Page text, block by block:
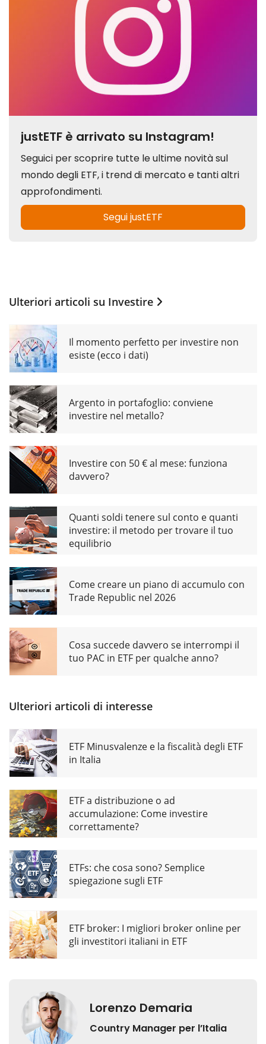
Ulteriori articoli su Investire
Il momento perfetto per investire non
esiste (ecco i dati)
Argento in portafoglio: conviene
investire nel metallo?
Investire con 50 € al mese: funziona
davvero?
Quanti soldi tenere sul conto e quanti
investire: il metodo per trovare il tuo
equilibrio
Come creare un piano di accumulo con
Trade Republic nel 2026
Cosa succede davvero se interrompi il
tuo PAC in ETF per qualche anno?
Ulteriori articoli di interesse
ETF Minusvalenze e la fiscalità degli ETF
in Italia
ETF a distribuzione o ad
accumulazione: Come investire
correttamente?
ETFs: che cosa sono? Semplice
spiegazione sugli ETF
ETF broker: I migliori broker online per
gli investitori italiani in ETF